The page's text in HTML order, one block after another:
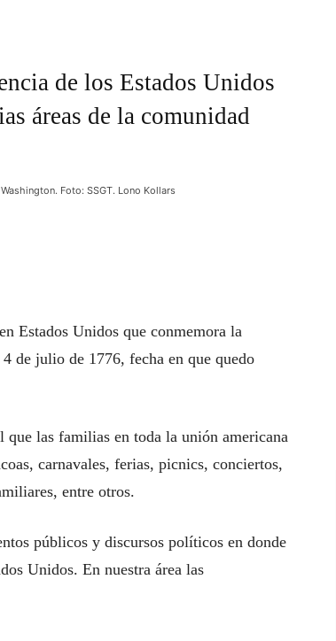
de los Estados Unidos
áreas de la comunidad
Foto: SSGT. Lono Kollars
Estados Unidos que conmemora la
de julio de 1776, fecha en que quedo
las familias en toda la unión americana
carnavales, ferias, picnics, conciertos,
entre otros.
públicos y discursos políticos en donde
Unidos. En nuestra área las